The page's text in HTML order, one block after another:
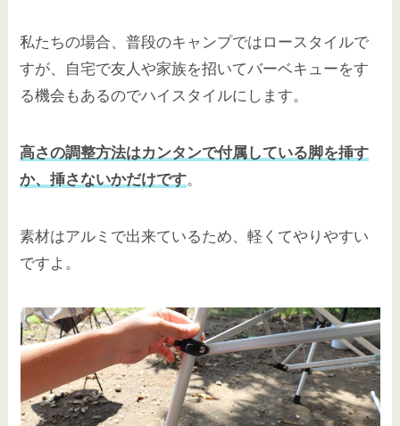
私たちの場合、普段のキャンプではロースタイルで
すが、自宅で友人や家族を招いてバーベキューをす
る機会もあるのでハイスタイルにします。
高さの調整方法はカンタンで付属している脚を挿す
か、挿さないかだけです。
素材はアルミで出来ているため、軽くてやりやすい
ですよ。